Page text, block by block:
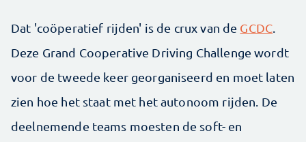
Dat 'coöperatief rijden' is de crux van de GCDC
Deze Grand Cooperative Driving Challenge wordt
voor de tweede keer georganiseerd en moet laten
zien hoe het staat met het autonoom rijden. De
deelnemende teams moesten de soft- en